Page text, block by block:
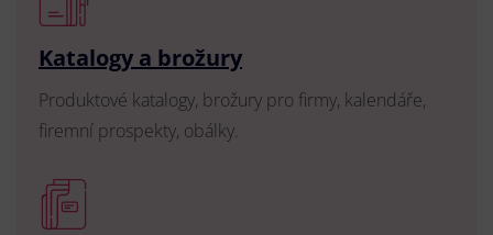
Katalogy a brožury
Produktové katalogy, brožury pro firmy, kalendáře,
firemní prospekty, obálky.